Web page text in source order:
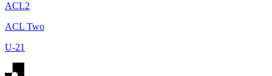
ACL2
ACL Two
U-21